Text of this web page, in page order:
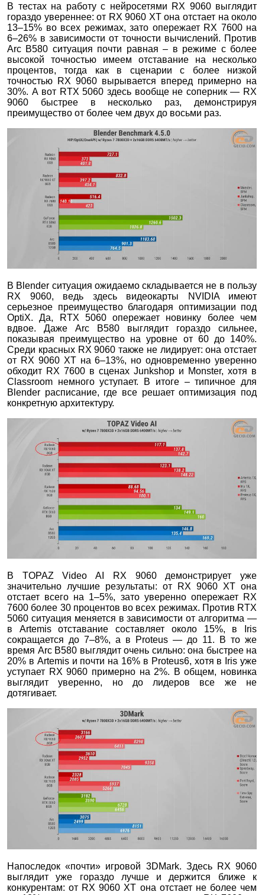
В тестах на работу с нейросетями RX 9060 выглядит
гораздо увереннее: от RX 9060 XT она отстает на около
13–15% во всех режимах, зато опережает RX 7600 на
6–26% в зависимости от точности вычислений. Против
Arc B580 ситуация почти равная – в режиме с более
высокой точностью имеем отставание на несколько
процентов, тогда как в сценарии с более низкой
точностью RX 9060 вырывается вперед примерно на
30%. А вот RTX 5060 здесь вообще не соперник — RX
9060 быстрее в несколько раз, демонстрируя
преимущество от более чем двух до восьми раз.
В Blender ситуация ожидаемо складывается не в пользу
RX 9060, ведь здесь видеокарты NVIDIA имеют
серьезное преимущество благодаря оптимизации под
OptiX. Да, RTX 5060 опережает новинку более чем
вдвое. Даже Arc B580 выглядит гораздо сильнее,
показывая преимущество на уровне от 60 до 140%.
Среди красных RX 9060 также не лидирует: она отстает
от RX 9060 XT на 6–13%, но одновременно уверенно
обходит RX 7600 в сценах Junkshop и Monster, хотя в
Classroom немного уступает. В итоге – типичное для
Blender расписание, где все решает оптимизация под
конкретную архитектуру.
В TOPAZ Video AI RX 9060 демонстрирует уже
значительно лучшие результаты: от RX 9060 XT она
отстает всего на 1–5%, зато уверенно опережает RX
7600 более 30 процентов во всех режимах. Против RTX
5060 ситуация меняется в зависимости от алгоритма —
в Artemis отставание составляет около 15%, в Iris
сокращается до 7–8%, а в Proteus — до 11. В то же
время Arc B580 выглядит очень сильно: она быстрее на
20% в Artemis и почти на 16% в Proteus6, хотя в Iris уже
уступает RX 9060 примерно на 2%. В общем, новинка
выглядит уверенно, но до лидеров все же не
дотягивает.
Напоследок «почти» игровой 3DMark. Здесь RX 9060
выглядит уже гораздо лучше и держится ближе к
конкурентам: от RX 9060 XT она отстает не более чем